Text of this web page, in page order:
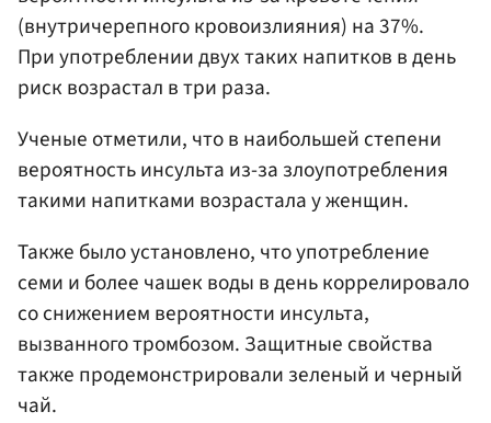
(внутричерепного кровоизлияния) на 37%.
При употреблении двух таких напитков в день
риск возрастал в три раза.
Ученые отметили, что в наибольшей степени
вероятность инсульта из-за злоупотребления
такими напитками возрастала у женщин.
Также было установлено, что употребление
семи и более чашек воды в день коррелировало
со снижением вероятности инсульта,
вызванного тромбозом. Защитные свойства
также продемонстрировали зеленый и черный
чай.